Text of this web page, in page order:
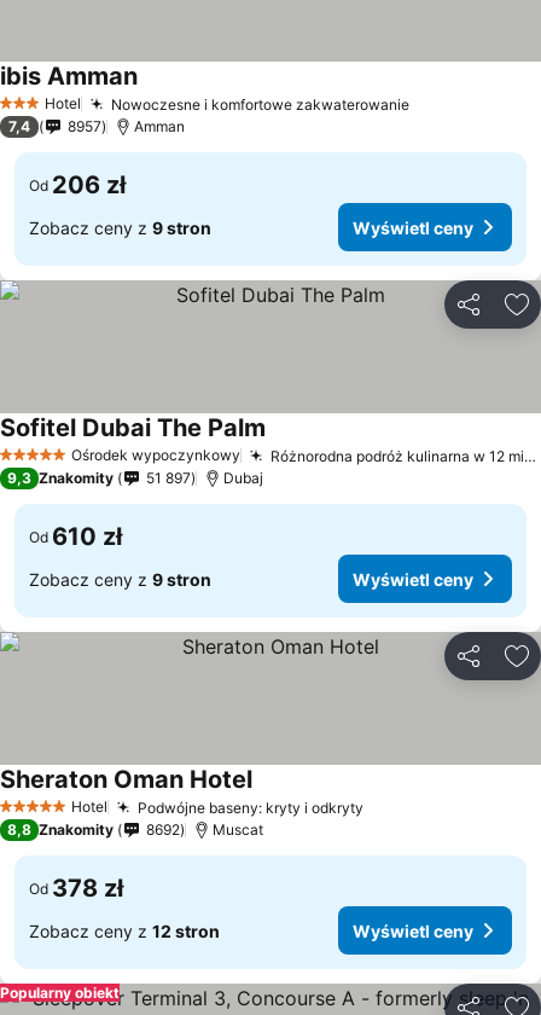
3 Kategoria
Hotel Nowoczesne i komfortowe zakwaterowanieWyświetl ceny
ibis AmmanWyświetl ceny
7,4 8957 Amman
Od 206 zł
Zobacz ceny z 9 stron Wyświetl ceny
5 KategoriaOśrodek wypoczynkowy Różnorodna podróż kulinarna w 12 miejscach
Sofitel Dubai The Palm
9,3 Znakomity 51 897 Dubaj
Od 610 zł
Zobacz ceny z 9 stron Wyświetl ceny
5 KategoriaHotel Podwójne baseny: kryty i odkryty
Sheraton Oman HotelWyświetl ceny
8,8 Znakomity 8692 Muscat
Od 378 zł
Zobacz ceny z 12 stron Wyświetl ceny
Popularny obiekt